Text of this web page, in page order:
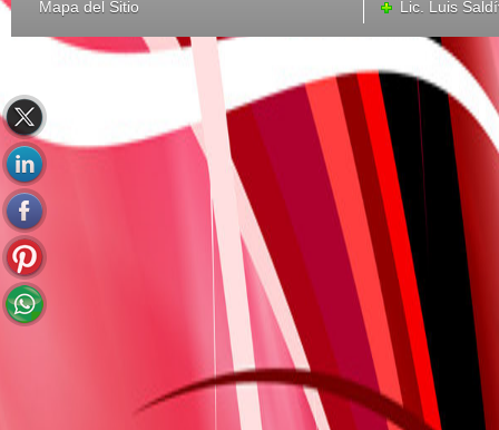
Mapa del Sitio
Lic. Luis